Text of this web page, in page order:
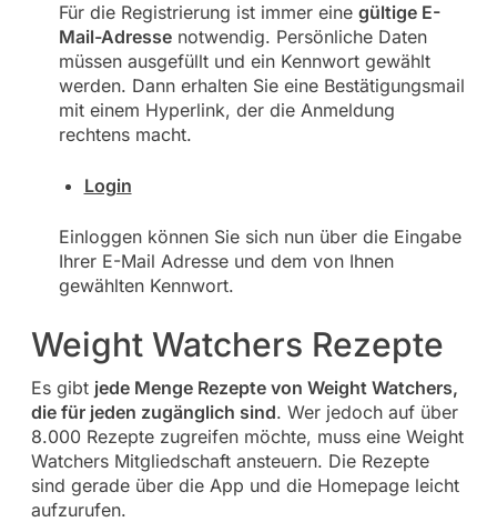
Für die Registrierung ist immer eine gültige E-
Mail-Adressenotwendig. Persönliche Daten
müssen ausgefüllt und ein Kennwort gewählt
werden. Dann erhalten Sie eine Bestätigungsmail
mit einem Hyperlink, der die Anmeldung
rechtens macht.
Login
Einloggen können Sie sich nun über die Eingabe
Ihrer E-Mail Adresse und dem von Ihnen
gewählten Kennwort.
Weight Watchers Rezepte
Es gibt jede Menge Rezepte von Weight Watchers,
die für jeden zugänglich sind. Wer jedoch auf über
8.000 Rezepte zugreifen möchte, muss eine Weight
Watchers Mitgliedschaft ansteuern. Die Rezepte
sind gerade über die App und die Homepage leicht
aufzurufen.